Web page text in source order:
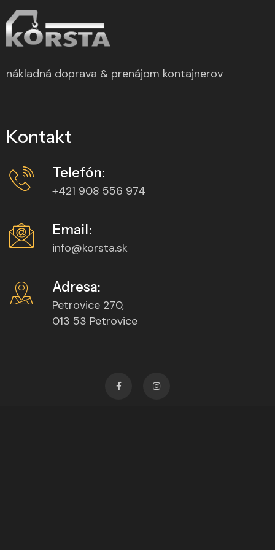
nákladná doprava & prenájom kontajnerov
Kontakt
Telefón:
+421 908 556 974
Email:
info@korsta.sk
Adresa:
Petrovice 270,
013 53 Petrovice